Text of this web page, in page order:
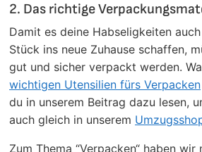
2. Das richtige
Damit es deine Habseligkeiten
Stück ins neue Zuhause schaffen,
gut und sicher verpackt werden.
wichtigen Utensilien fürs Verpacken
du in unserem Beitrag dazu lesen,
auch gleich in unserem
Zum Thema “Verpacken“ haben